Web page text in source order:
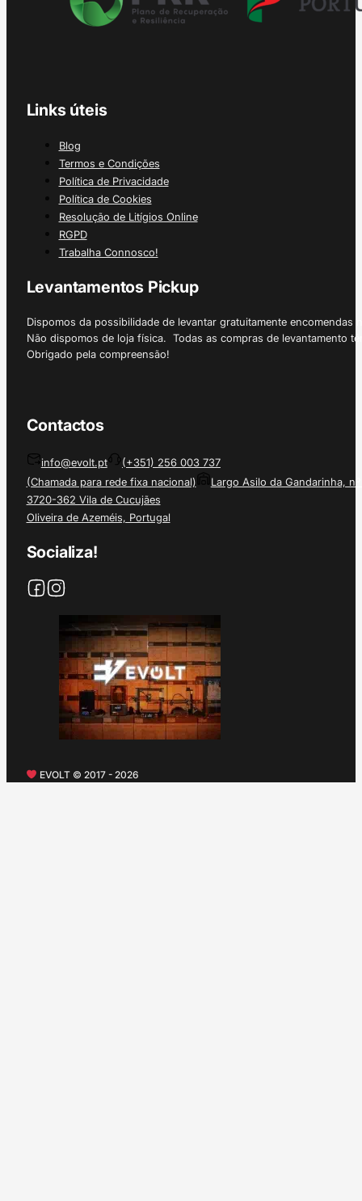
Links úteis
Blog
Termos e Condições
Política de Privacidade
Política de Cookies
Resolução de Litígios Online
RGPD
Trabalha Connosco!
Levantamentos Pickup
Dispomos da possibilidade de levantar gratuitamente
Não dispomos de loja física. Todas as compras de levantamento
Obrigado pela compreensão!
Contactos
info@evolt.pt
(+351) 256 003 737
(Chamada para rede fixa nacional)
Largo Asilo da Gandarinha, nº
3720-362 Vila de Cucujães
Oliveira de Azeméis, Portugal
Socializa!
EVOLT © 2017 - 2026